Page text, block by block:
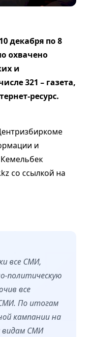
декабря по 8
охвачено
и
321 – газета,
ресурс.
и
со ссылкой на
все СМИ,
политическую
все
По итогам
кампании на
видам СМИ